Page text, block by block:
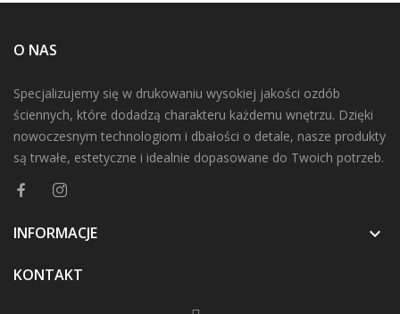
O NAS
Specjalizujemy się w drukowaniu wysokiej jakości ozdób
ściennych, które dodadzą charakteru każdemu wnętrzu. Dzięki
nowoczesnym technologiom i dbałości o detale, nasze produkty
są trwałe, estetyczne i idealnie dopasowane do Twoich potrzeb.
INFORMACJE 
KONTAKT